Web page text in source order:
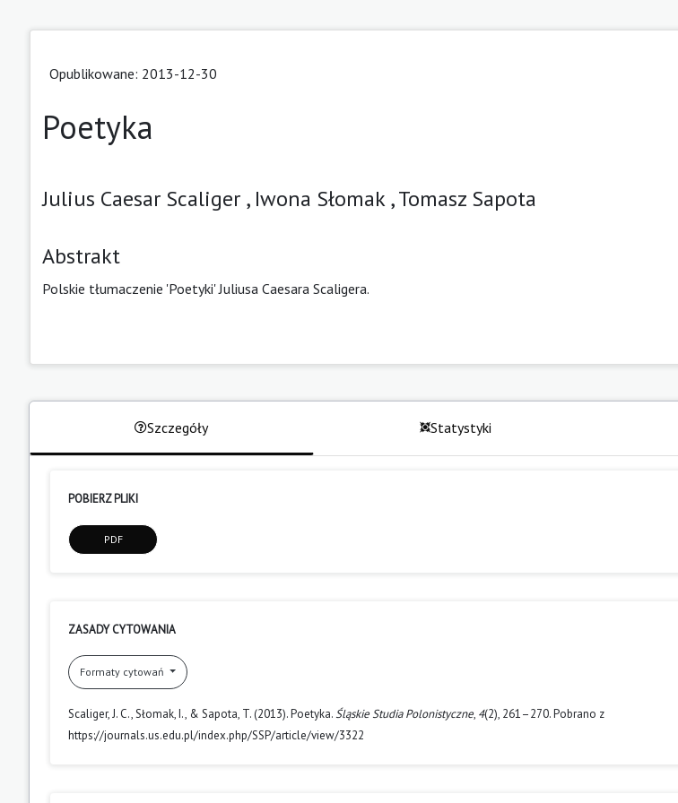
Opublikowane: 2013-12-30
Poetyka
Julius Caesar Scaliger , Iwona Słomak ,Tomasz Sapota
Abstrakt
Polskie tłumaczenie 'Poetyki' Juliusa Caesara Scaligera.
Szczegóły Statystyki
POBIERZ PLIKI
PDF
ZASADY CYTOWANIA
Formaty cytowań
Scaliger, J. C., Słomak, I., & Sapota, T. (2013). Poetyka.Śląskie Studia Polonistyczne, 4(2), 261–270. Pobrano z
https://journals.us.edu.pl/index.php/SSP/article/view/3322